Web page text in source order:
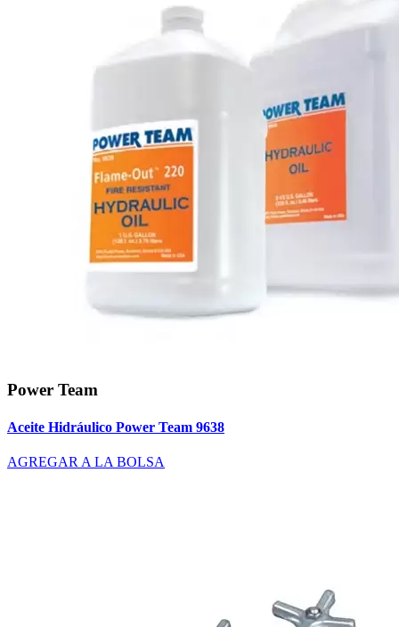
Power Team
Aceite Hidráulico Power Team 9638
AGREGAR A LA BOLSA